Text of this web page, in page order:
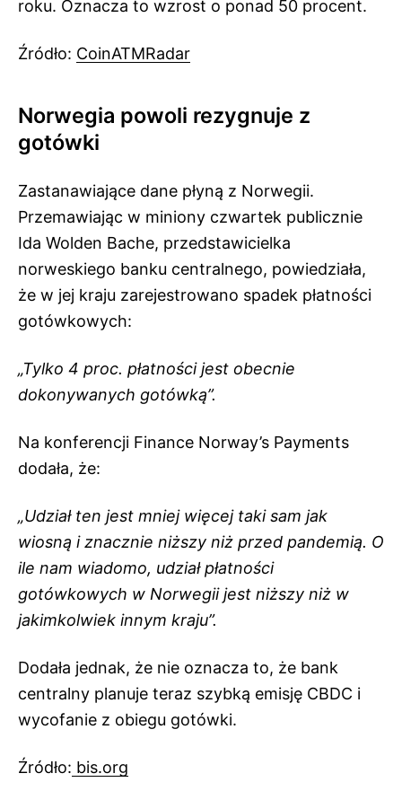
roku. Oznacza to wzrost o ponad 50 procent.
Źródło: CoinATMRadar
Norwegia powoli rezygnuje z
gotówki
Zastanawiające dane płyną z Norwegii.
Przemawiając w miniony czwartek publicznie
Ida Wolden Bache, przedstawicielka
norweskiego banku centralnego, powiedziała,
że w jej kraju zarejestrowano spadek płatności
gotówkowych:
„Tylko 4 proc. płatności jest obecnie
dokonywanych gotówką”.
Na konferencji Finance Norway’s Payments
dodała, że:
„Udział ten jest mniej więcej taki sam jak
wiosną i znacznie niższy niż przed pandemią. O
ile nam wiadomo, udział płatności
gotówkowych w Norwegii jest niższy niż w
jakimkolwiek innym kraju”.
Dodała jednak, że nie oznacza to, że bank
centralny planuje teraz szybką emisję CBDC i
wycofanie z obiegu gotówki.
Źródło: bis.org